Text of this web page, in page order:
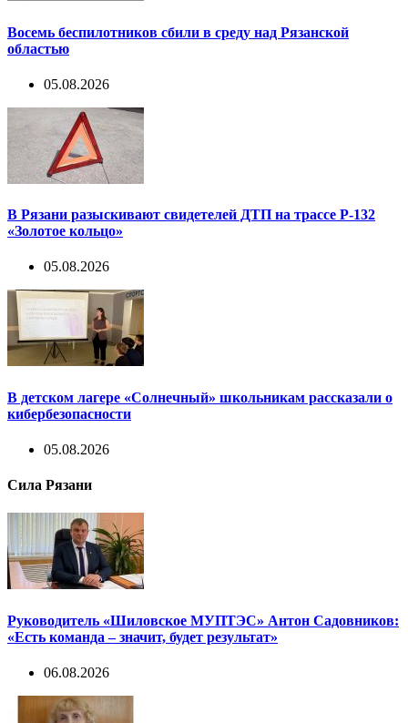
Восемь беспилотников сбили в среду над Рязанской
областью
05.08.2026
В Рязани разыскивают свидетелей ДТП на трассе Р-132
«Золотое кольцо»
05.08.2026
В детском лагере «Солнечный» школьникам рассказали о
кибербезопасности
05.08.2026
Сила Рязани
Руководитель «Шиловское МУПТЭС» Антон Садовников:
«Есть команда – значит, будет результат»
06.08.2026